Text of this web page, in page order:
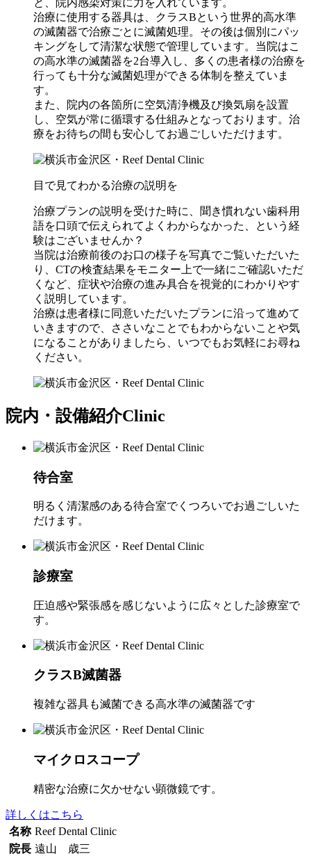
と、院内感染対策に力を入れています。
治療に使用する器具は、クラスBという世界的高水準
の滅菌器で治療ごとに滅菌処理。その後は個別にパッ
キングをして清潔な状態で管理しています。当院はこ
の高水準の滅菌器を2台導入し、多くの患者様の治療を
行っても十分な滅菌処理ができる体制を整えていま
す。
また、院内の各箇所に空気清浄機及び換気扇を設置
し、空気が常に循環する仕組みとなっております。治
療をお待ちの間も安心してお過ごしいただけます。
目で見てわかる治療の説明を
治療プランの説明を受けた時に、聞き慣れない歯科用
語を口頭で伝えられてよくわからなかった、という経
験はございませんか？
当院は治療前後のお口の様子を写真でご覧いただいた
り、CTの検査結果をモニター上で一緒にご確認いただ
くなど、症状や治療の進み具合を視覚的にわかりやす
く説明しています。
治療は患者様に同意いただいたプランに沿って進めて
いきますので、ささいなことでもわからないことや気
になることがありましたら、いつでもお気軽にお尋ね
ください。
院内・設備紹介Clinic
待合室
明るく清潔感のある待合室でくつろいでお過ごしいた
だけます。
診療室
圧迫感や緊張感を感じないように広々とした診療室で
す。
クラスB滅菌器
複雑な器具も滅菌できる高水準の滅菌器です
マイクロスコープ
精密な治療に欠かせない顕微鏡です。
詳しくはこちら
名称 Reef Dental Clinic
院長 遠山 歳三